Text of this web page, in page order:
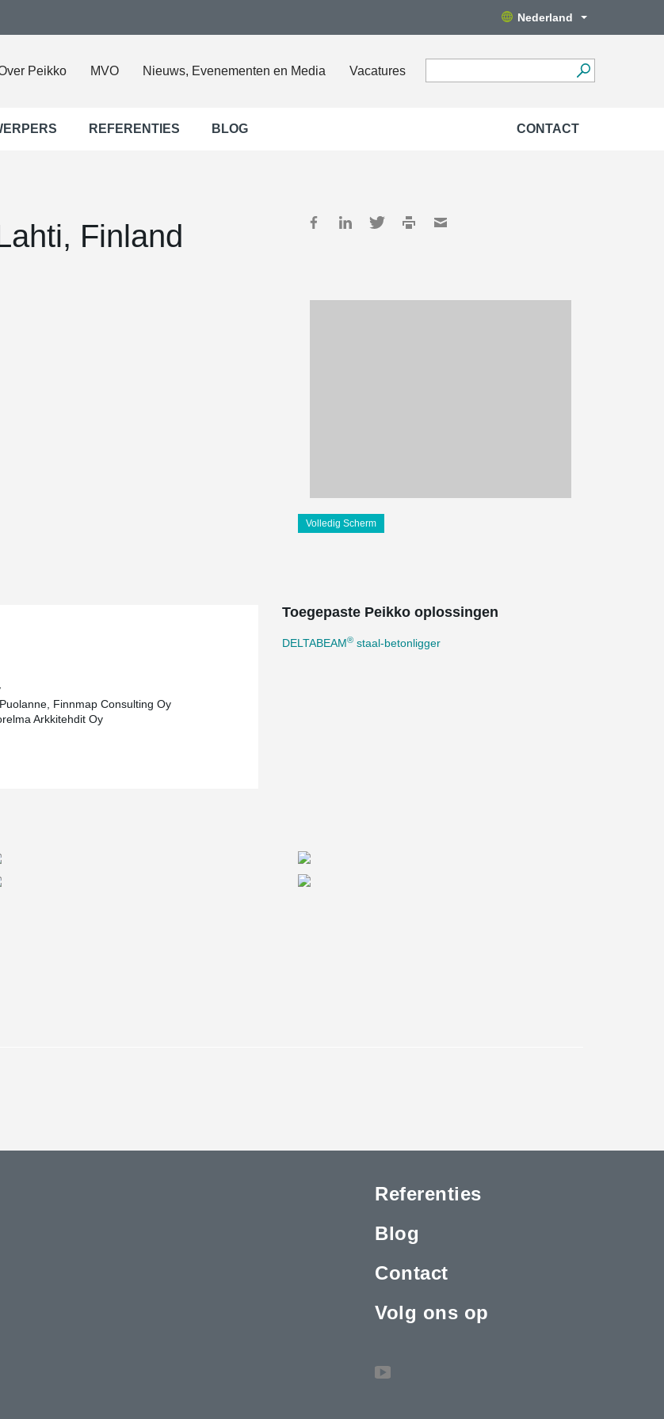
Nederland
Peikko MVO Nieuws, Evenementen en Media Vacatures
REFERENTIES BLOG CONTACT
Finland
Volledig Scherm
Finnmap Consulting Oy
Arkkitehdit Oy
Toegepaste Peikko oplossingen
DELTABEAM® staal-betonligger
Referenties
Blog
Contact
Volg ons op